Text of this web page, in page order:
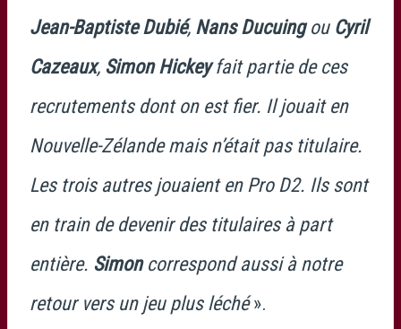
Jean-Baptiste Dubié, Nans Ducuingou Cyril
Cazeaux, Simon Hickeyfait partie de ces
recrutements dont on est fier. Il jouait en
Nouvelle-Zélande mais n’était pas titulaire.
Les trois autres jouaient en Pro D2. Ils sont
en train de devenir des titulaires à part
entière. Simoncorrespond aussi à notre
retour vers un jeu plus léché».